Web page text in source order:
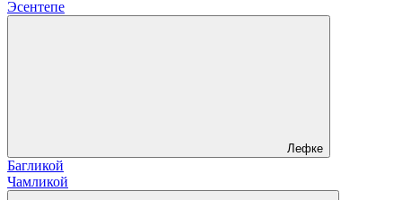
Эсентепе
Лефке
Багликой
Чамликой